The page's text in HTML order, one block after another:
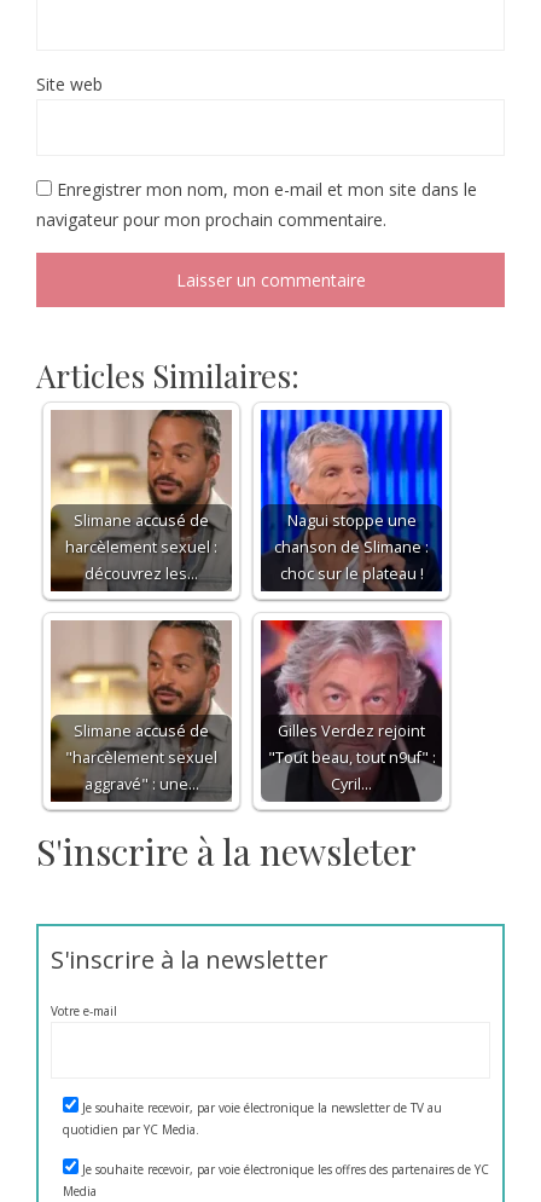
Site web
Enregistrer mon nom, mon e-mail et mon site dans le
navigateur pour mon prochain commentaire.
Articles Similaires:
Slimane accusé de
harcèlement sexuel :
découvrez les…
Nagui stoppe une
chanson de Slimane :
choc sur le plateau !
Slimane accusé de
"harcèlement sexuel
aggravé" : une…
Gilles Verdez rejoint
"Tout beau, tout n9uf" :
Cyril…
S'inscrire à la newsleter
S'inscrire à la newsletter
Votre e-mail
Je souhaite recevoir, par voie électronique la newsletter de TV au
quotidien par YC Media.
Je souhaite recevoir, par voie électronique les offres des partenaires de YC
Media